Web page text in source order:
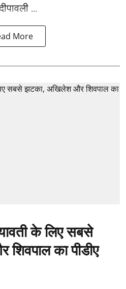
...
More
के लिए सबसे
का पीडीए